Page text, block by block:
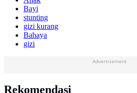
Bayi
stunting
gizi kurang
Bahaya
gizi
Advertisement
Rekomendasi